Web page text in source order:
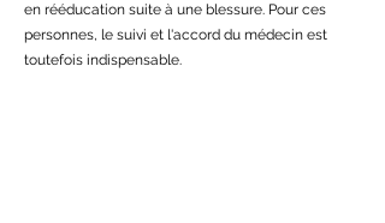
en rééducation suite à une blessure. Pour ces
personnes, le suivi et l'accord du médecin est
toutefois indispensable.